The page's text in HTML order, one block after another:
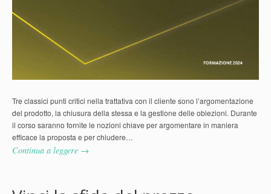
Tre classici punti critici nella trattativa con il cliente sono l’argomentazione
del prodotto, la chiusura della stessa e la gestione delle obiezioni. Durante
il corso saranno fornite le nozioni chiave per argomentare in maniera
efficace la proposta e per chiudere…
Continua a leggere →